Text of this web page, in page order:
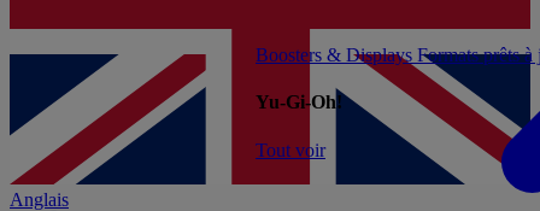
Anglais
Boosters & Displays Formats prêts
Yu-Gi-Oh!
Tout voir